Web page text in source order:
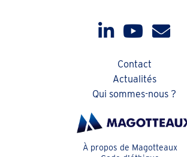
Contact
Actualités
Qui sommes-nous ?
À propos de Magotteaux